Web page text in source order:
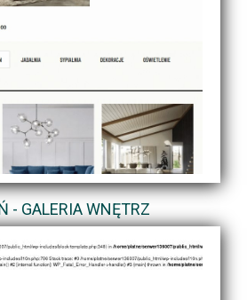
- GALERIA WNĘTRZ